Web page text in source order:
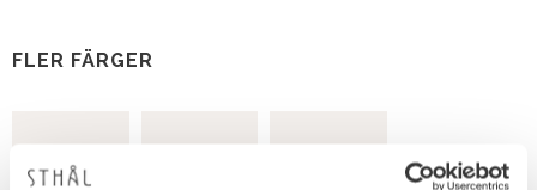
FLER FÄRGER